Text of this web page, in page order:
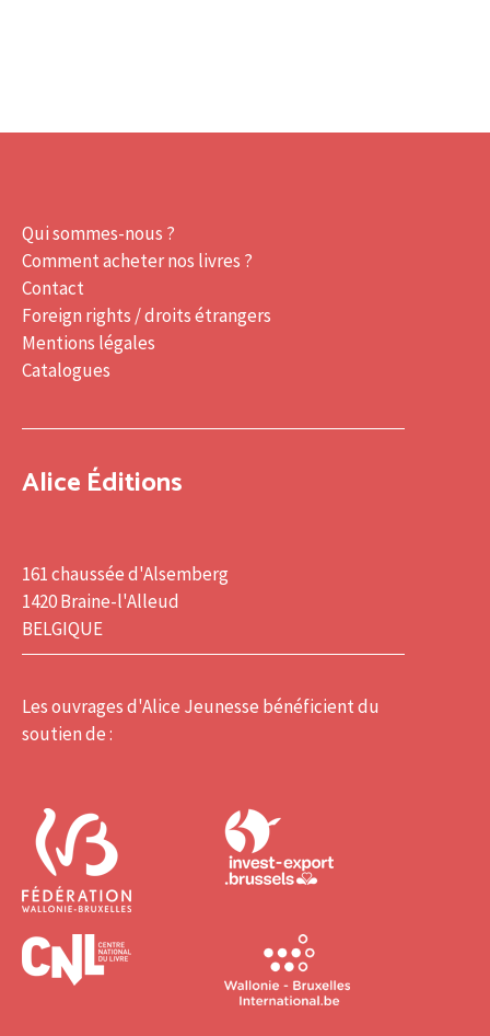
Qui sommes-nous ?
Comment acheter nos livres ?
Contact
Foreign rights / droits étrangers
Mentions légales
Catalogues
Alice Éditions
161 chaussée d'Alsemberg
1420 Braine-l'Alleud
BELGIQUE
Les ouvrages d'Alice Jeunesse bénéficient du
soutien de :